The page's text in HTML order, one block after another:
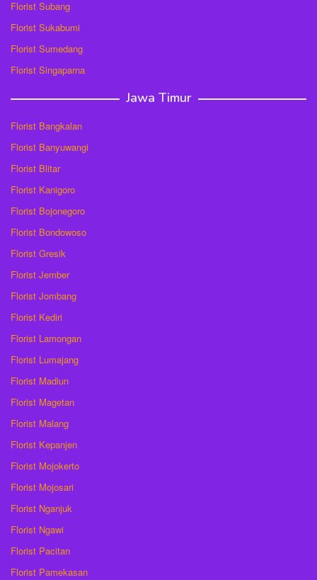
Florist Subang
Florist Sukabumi
Florist Sumedang
Florist Singaparna
Jawa Timur
Florist Bangkalan
Florist Banyuwangi
Florist Blitar
Florist Kanigoro
Florist Bojonegoro
Florist Bondowoso
Florist Gresik
Florist Jember
Florist Jombang
Florist Kediri
Florist Lamongan
Florist Lumajang
Florist Madiun
Florist Magetan
Florist Malang
Florist Kepanjen
Florist Mojokerto
Florist Mojosari
Florist Nganjuk
Florist Ngawi
Florist Pacitan
Florist Pamekasan